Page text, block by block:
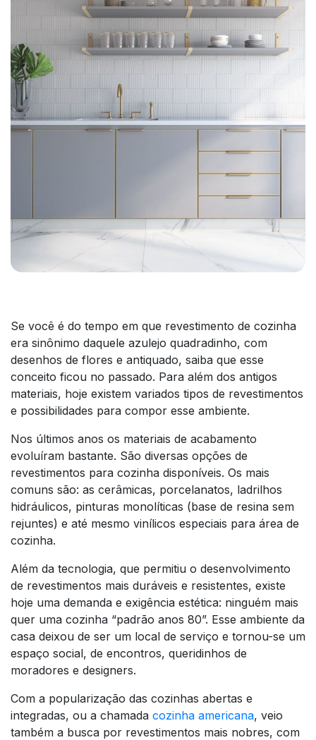
Se você é do tempo em que revestimento de cozinha
era sinônimo daquele azulejo quadradinho, com
desenhos de flores e antiquado, saiba que esse
conceito ficou no passado. Para além dos antigos
materiais, hoje existem variados tipos de revestimentos
e possibilidades para compor esse ambiente.
Nos últimos anos os materiais de acabamento
evoluíram bastante. São diversas opções de
revestimentos para cozinha disponíveis. Os mais
comuns são: as cerâmicas, porcelanatos, ladrilhos
hidráulicos, pinturas monolíticas (base de resina sem
rejuntes) e até mesmo vinílicos especiais para área de
cozinha.
Além da tecnologia, que permitiu o desenvolvimento
de revestimentos mais duráveis e resistentes, existe
hoje uma demanda e exigência estética: ninguém mais
quer uma cozinha “padrão anos 80”. Esse ambiente da
casa deixou de ser um local de serviço e tornou-se um
espaço social, de encontros, queridinhos de
moradores e designers.
Com a popularização das cozinhas abertas e
integradas, ou a chamada cozinha americana, veio
também a busca por revestimentos mais nobres, com